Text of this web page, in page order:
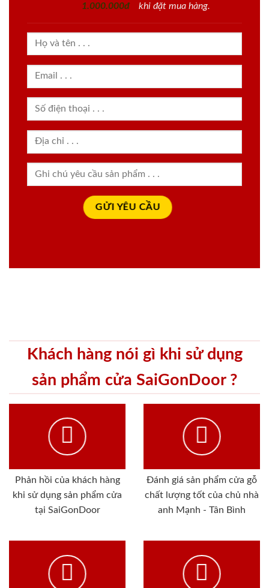
1.000.000đ
khi đặt mua hàng.
Khách hàng nói gì khi sử dụng
sản phẩm cửa SaiGonDoor ?
Phản hồi của khách hàng
khi sử dụng sản phẩm cửa
tại SaiGonDoor
Đánh giá sản phẩm cửa gỗ
chất lượng tốt của chủ nhà
anh Mạnh - Tân Bình